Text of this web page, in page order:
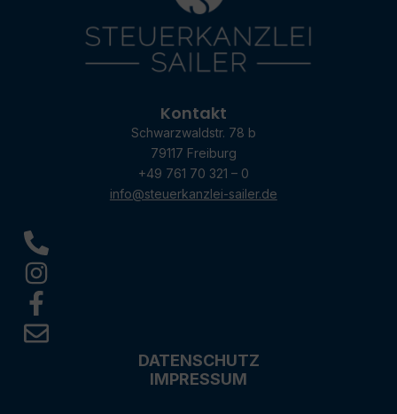
Kontakt
Schwarzwaldstr. 78 b
79117 Freiburg
+49 761 70 321 – 0
info@steuerkanzlei-sailer.de
DATENSCHUTZ
IMPRESSUM